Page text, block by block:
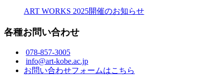
ART WORKS 2025開催のお知らせ
各種お問い合わせ
078-857-3005
info@art-kobe.ac.jp
お問い合わせフォームはこちら